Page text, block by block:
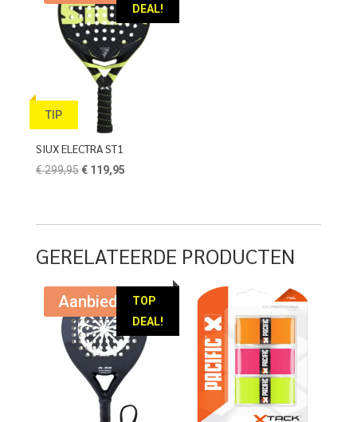
DEAL!
TIP
SIUX ELECTRA ST1
€299,95 Oorspronkelijke
€119,95Huidige
GERELATEERDE PRODUCTEN
TOP
DEAL!
Aanbieding!